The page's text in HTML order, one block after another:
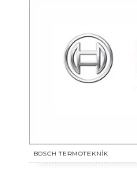
BOSCH TERMOTEKNİK